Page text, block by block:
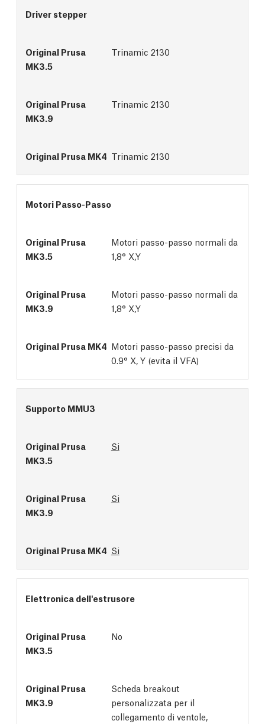
Driver stepper
Trinamic 2130
Trinamic 2130
Trinamic 2130
Motori Passo-Passo
Motori passo-passo normali da
1,8° X,Y
Motori passo-passo normali da
1,8° X,Y
Motori passo-passo precisi da
0.9° X, Y (evita il VFA)
Supporto MMU3
Si
Si
Si
Elettronica dell'estrusore
No
Scheda breakout
personalizzata per il
collegamento di ventole,